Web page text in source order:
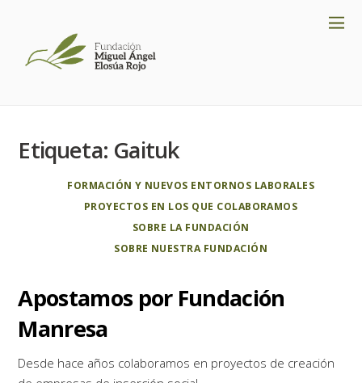
Etiqueta: Gaituk
FORMACIÓN Y NUEVOS ENTORNOS LABORALES
PROYECTOS EN LOS QUE COLABORAMOS
SOBRE LA FUNDACIÓN
SOBRE NUESTRA FUNDACIÓN
Apostamos por Fundación
Manresa
Desde hace años colaboramos en proyectos de creación